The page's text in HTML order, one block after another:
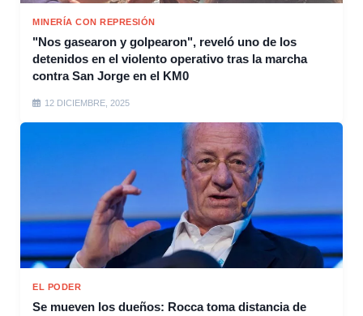
MINERÍA CON REPRESIÓN
"Nos gasearon y golpearon", reveló uno de los
detenidos en el violento operativo tras la marcha
contra San Jorge en el KM0
12 DICIEMBRE, 2025
EL PODER
Se mueven los dueños: Rocca toma distancia de